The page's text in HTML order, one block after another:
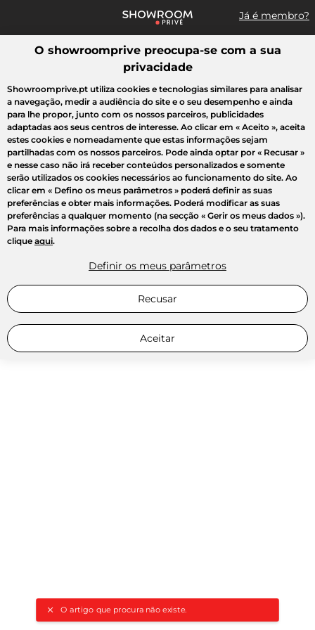
Já é membro?
Pesquisar uma marca, um artigo, uma venda...
O artigo que procura não existe.
Todas as vendas Moda Desporto Casa Criança Beleza
O showroomprive preocupa-se com a sua
privacidade
Showroomprive.pt utiliza cookies e tecnologias similares para analisar
a navegação, medir a audiência do site e o seu desempenho e ainda
para lhe propor, junto com os nossos parceiros, publicidades
adaptadas aos seus centros de interesse. Ao clicar em « Aceito », aceita
estes cookies e nomeadamente que estas informações sejam
partilhadas com os nossos parceiros. Pode ainda optar por « Recusar »
e nesse caso não irá receber conteúdos personalizados e somente
serão utilizados os cookies necessários ao funcionamento do site. Ao
clicar em « Defino os meus parâmetros » poderá definir as suas
preferências e obter mais informações. Poderá modificar as suas
preferências a qualquer momento (na secção « Gerir os meus dados »).
Para mais informações sobre a recolha dos dados e o seu tratamento
clique aqui.
Definir os meus parâmetros
Recusar
Aceitar